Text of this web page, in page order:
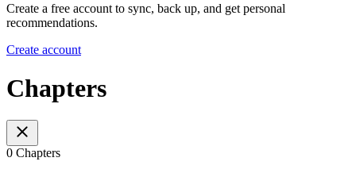
Create a free account to sync, back up, and get personal
recommendations.
Create account
Chapters
0 Chapters